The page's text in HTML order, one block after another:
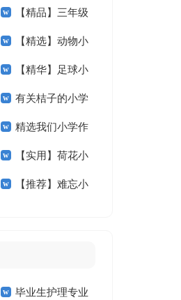
文汇总五篇
【精品】三年级
叙事作文300字汇编
9篇
【精选】动物小
学作文400字合集5
篇
【精华】足球小
学作文300字3篇
有关桔子的小学
作文锦集8篇
精选我们小学作
文300字合集九篇
【实用】荷花小
学作文七篇
【推荐】难忘小
毕业生护理专业